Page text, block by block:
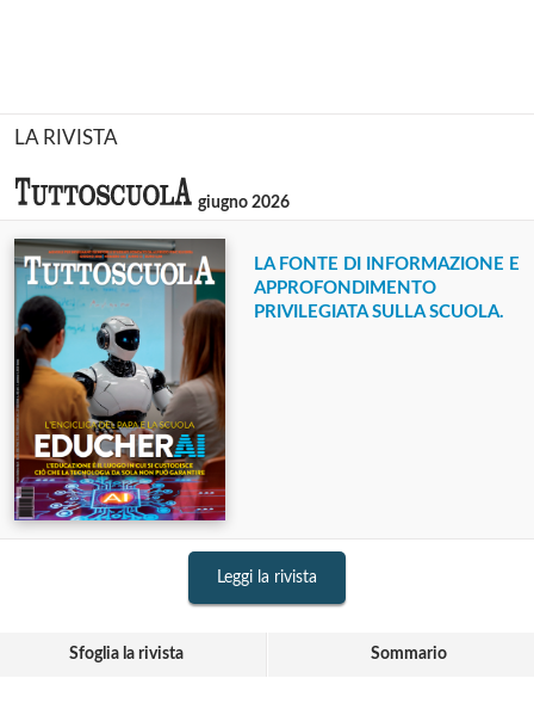
LA RIVISTA
giugno 2026
LA FONTE DI INFORMAZIONE E
APPROFONDIMENTO
PRIVILEGIATA SULLA SCUOLA.
Leggi la rivista
Sfoglia la rivista Sommario